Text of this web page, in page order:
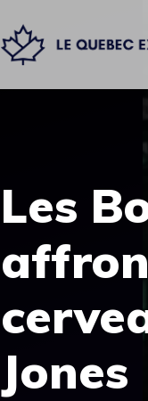
Les
Jones